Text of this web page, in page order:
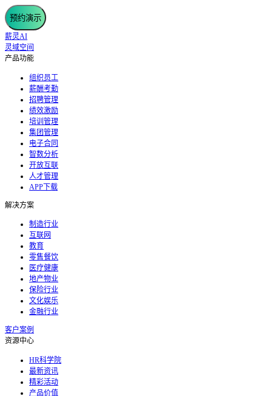
预约演示
薪灵AI
灵域空间
产品功能
组织员工
薪酬考勤
招聘管理
绩效激励
培训管理
集团管理
电子合同
智数分析
开放互联
人才管理
APP下载
解决方案
制造行业
互联网
教育
零售餐饮
医疗健康
地产物业
保险行业
文化娱乐
金融行业
客户案例
资源中心
HR科学院
最新资讯
精彩活动
产品价值